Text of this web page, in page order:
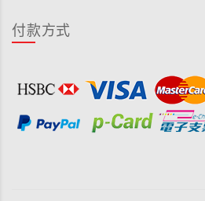
付款方式